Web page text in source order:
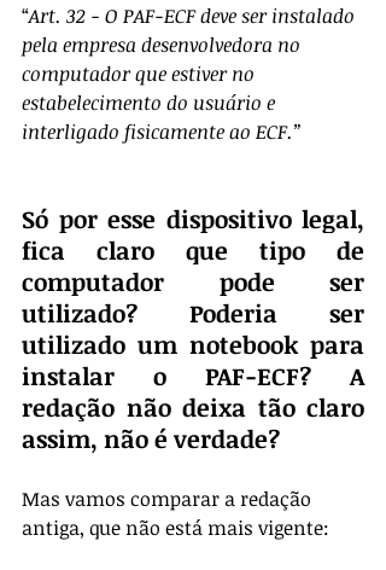
“Art. 32 - O PAF-ECF deve ser instalado
pela empresa desenvolvedora no
computador que estiver no
estabelecimento do usuário e
interligado fisicamente ao ECF.”
Só por esse dispositivo legal,
fica claro que tipo de
computador pode ser
utilizado? Poderia ser
utilizado um notebook para
instalar o PAF-ECF? A
redação não deixa tão claro
assim, não é verdade?
Mas vamos comparar a redação
antiga, que não está mais vigente: